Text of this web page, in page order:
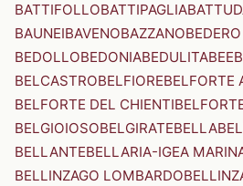
BATTIFOLLOBATTIPAGLIA
BAUNEIBAVENOBAZZANO
BEDOLLOBEDONIABEDULITABEE
BELCASTROBELFIOREBELFORTE
BELFORTE DEL CHIENTI
BELGIOIOSOBELGIRATEBELLA
BELLANTEBELLARIA-IGEA
BELLINZAGO LOMBARDO